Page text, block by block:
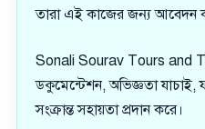
তারা এই কাজের জন্য আবেদন
Sonali Sourav Tours and
ডকুমেন্টেশন, অভিজ্ঞতা যাচাই,
সংক্রান্ত সহায়তা প্রদান করে।